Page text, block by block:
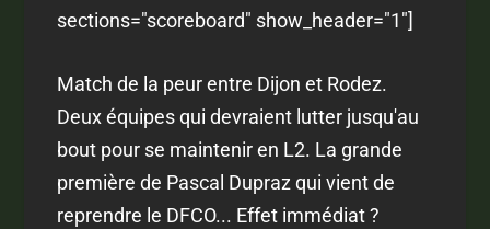
sections="scoreboard" show_header="1"]
Match de la peur entre Dijon et Rodez.
Deux équipes qui devraient lutter jusqu'au
bout pour se maintenir en L2. La grande
première de Pascal Dupraz qui vient de
reprendre le DFCO... Effet immédiat ?